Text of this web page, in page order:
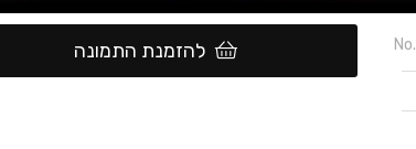
No. להזמנת התמונה